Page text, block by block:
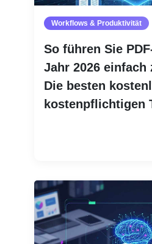
Workflows & Produktivität
So führen Sie
Jahr 2026 einfach
Die besten
kostenpflichtigen